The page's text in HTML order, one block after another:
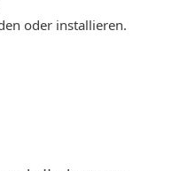
oder installieren.